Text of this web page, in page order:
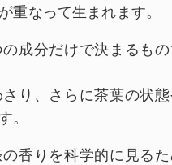
重なって生まれます。
成分だけで決まるも
り、さらに茶葉の状
。
香りを科学的に見る